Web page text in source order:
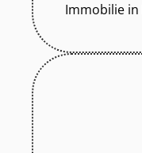
Immobilie in